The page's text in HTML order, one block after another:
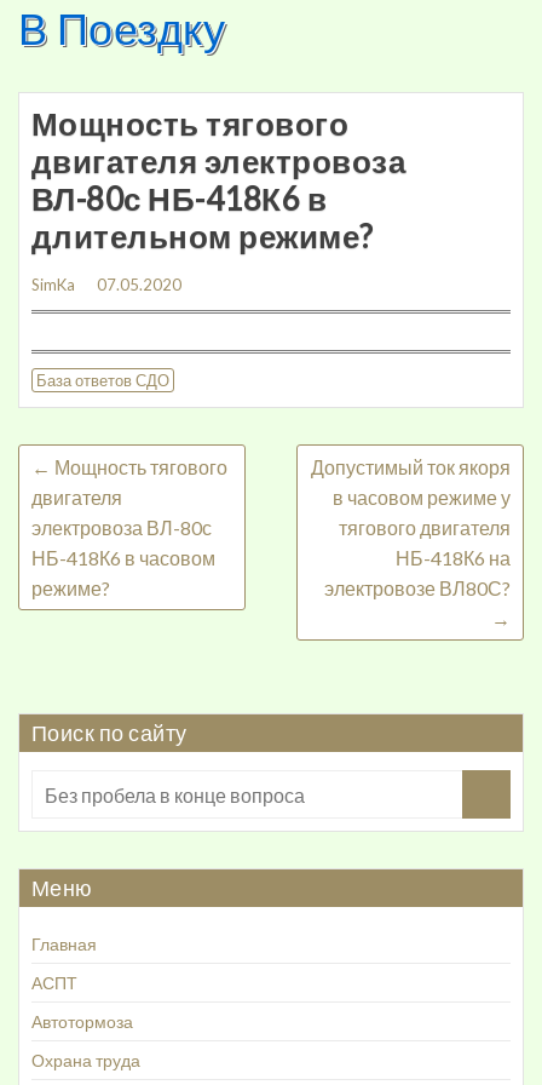
SkipВ Поездку
Мощность тягового
двигателя электровоза
ВЛ-80с НБ-418К6 в
длительном режиме?
SimKa 07.05.2020
База ответов СДО
← Мощность тягового
двигателя
электровоза ВЛ-80с
НБ-418К6 в часовом
режиме?
Допустимый ток якоря
в часовом режиме у
тягового двигателя
НБ-418К6 на
электровозе ВЛ80С?
→
Поиск по сайту
Меню
Главная
АСПТ
Автотормоза
Охрана труда